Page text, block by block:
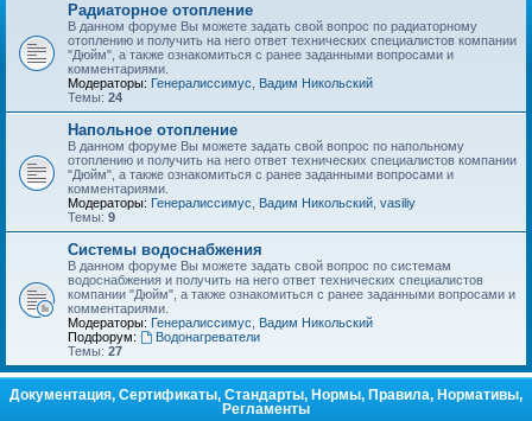
Радиаторное отопление
В данном форуме Вы можете задать свой вопрос по радиаторному
отоплению и получить на него ответ технических специалистов компании
"Дюйм", а также ознакомиться с ранее заданными вопросами и
комментариями.
Модераторы: Генералиссимус
Вадим Никольский
Темы: 24
Напольное отопление
В данном форуме Вы можете задать свой вопрос по напольному
отоплению и получить на него ответ технических специалистов компании
"Дюйм", а также ознакомиться с ранее заданными вопросами и
комментариями.
Модераторы: Генералиссимус Вадим Никольский vasiliy
Темы: 9
Системы водоснабжения
В данном форуме Вы можете задать свой вопрос по системам
водоснабжения и получить на него ответ технических специалистов
компании "Дюйм", а также ознакомиться с ранее заданными вопросами и
комментариями.
Модераторы: Генералиссимус
Вадим Никольский
Подфорум:
Водонагреватели
Темы: 27
Документация, Сертификаты, Стандарты, Нормы, Правила, Нормативы,
Регламенты